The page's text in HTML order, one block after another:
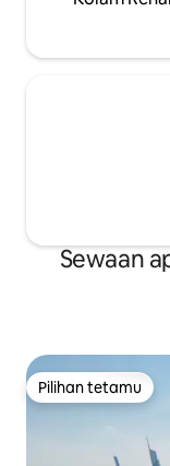
Sewaan
Pilihan tetamu
Pilihan tetamu